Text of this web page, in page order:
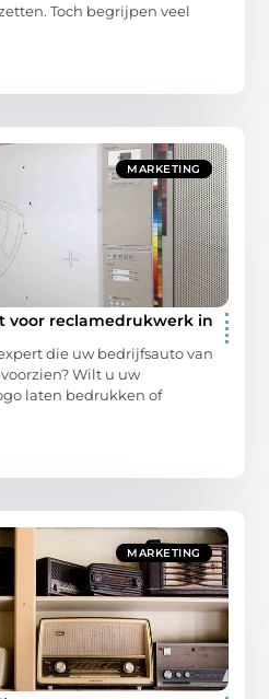
Toch begrijpen veel
MARKETING
voor reclamedrukwerk in
die uw bedrijfsauto van
Wilt u uw
laten bedrukken of
MARKETING